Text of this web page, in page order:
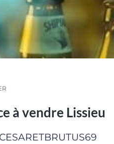
à vendre Lissieu